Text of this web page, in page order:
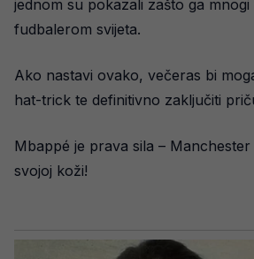
jednom su pokazali zašto ga
fudbalerom svijeta.
Ako nastavi ovako, večeras bi
hat-trick te definitivno zaključiti
Mbappé je prava sila –
svojoj koži!